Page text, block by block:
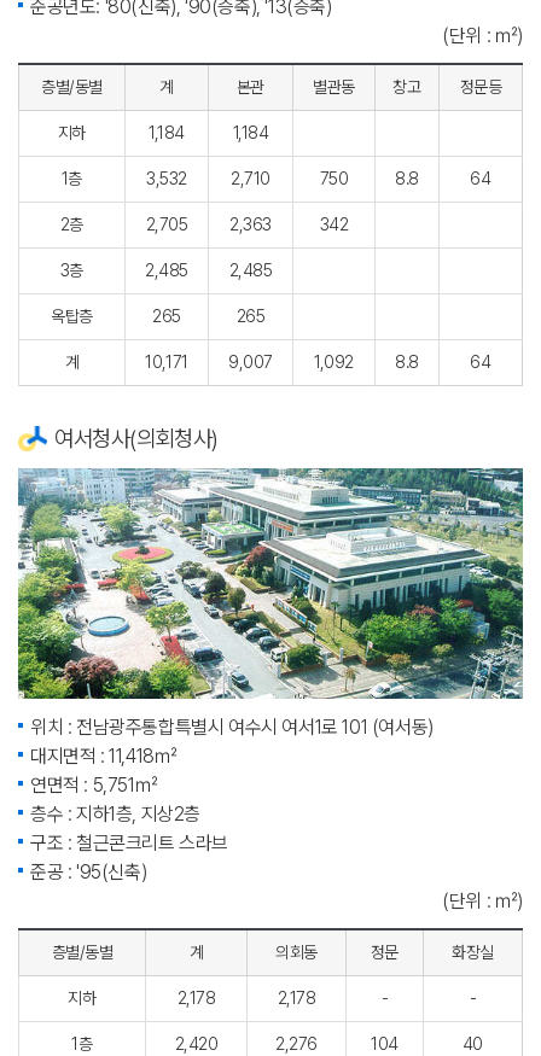
준공년도: '80(신축), '90(증축), '13(증축)
(단위 : ㎡)
층별/동별 계 본관 별관동 창고 정문등
지하 1,184 1,184
1층 3,532 2,710 750 8.8 64
2층 2,705 2,363 342
3층 2,485 2,485
옥탑층 265 265
계 10,171 9,007 1,092 8.8 64
여서청사(의회청사)
위치 : 전남광주통합특별시 여수시 여서1로 101 (여서동)
대지면적 : 11,418㎡
연면적 : 5,751㎡
층수 : 지하1층, 지상2층
구조 : 철근콘크리트 스라브
준공 : '95(신축)
(단위 : ㎡)
층별/동별 계 의회동 정문 화장실
지하 2,178 2,178 - -
1층 2,420 2,276 104 40